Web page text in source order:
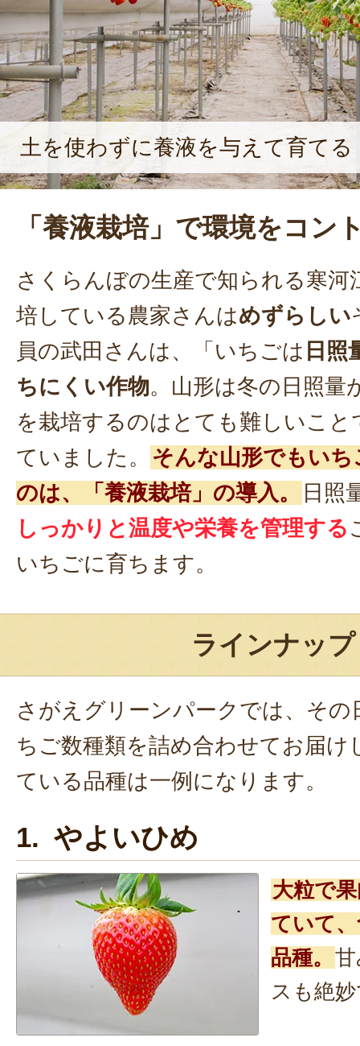
土を使わずに養液を与えて育てる
「養液栽培」で環境をコン
さくらんぼの生産で知られる寒河
培している農家さんはめずらしい
員の武田さんは、「いちごは 日照
ちにくい作物。山形は冬の日照量
を栽培するのはとても難しいこと
ていました。
そんな山形でもい
のは、「養液栽培」の導入。
日照
しっかりと温度や栄養を管理する
いちごに育ちます。
ラインナップ
さがえグリーンパークでは、その
ちご数種類を詰め合わせてお届け
ている品種は一例になります。
1. やよいひめ
大粒で
ていて
品種。
スも絶